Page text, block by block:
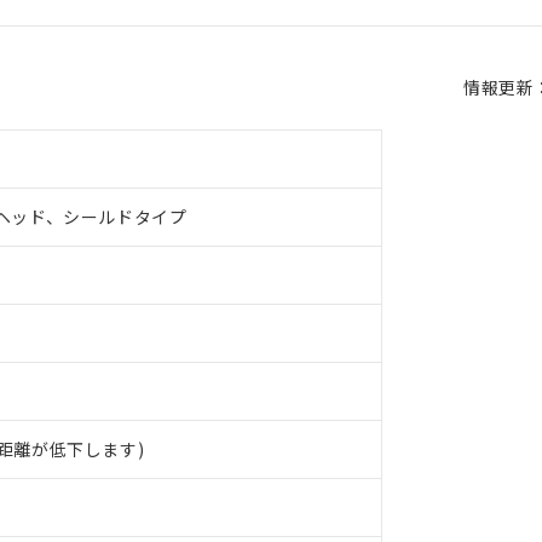
情報更新
ッド、シールドタイプ
離が低下します)
指令（10物質）の非含有に対応した製品が提供可能な商品です。
指令（10物質）の非含有に対応した製品に切り替える予定のある商
指令（10物質）の非含有の対応状況を調査中または確認中の商